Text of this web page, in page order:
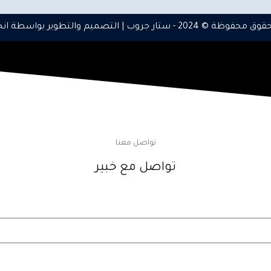
محفوظة © 2024 - ستار جروب | التصميم والتطوير بواسطة
تواصل معنا
تواصل مع خبير